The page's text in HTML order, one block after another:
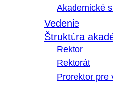
Akademické
Vedenie
Štruktúra
Rektor
Rektorát
Prorektor pre